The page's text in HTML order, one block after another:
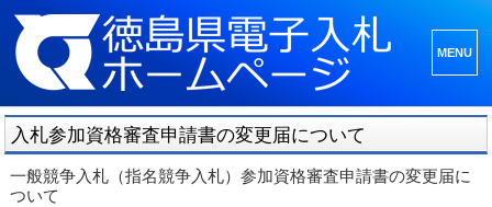
ーとウ
ィジェ
入札参加資格審査申請書の変更届について
一般競争入札（指名競争入札）参加資格審査申請書の変更届に
ついて